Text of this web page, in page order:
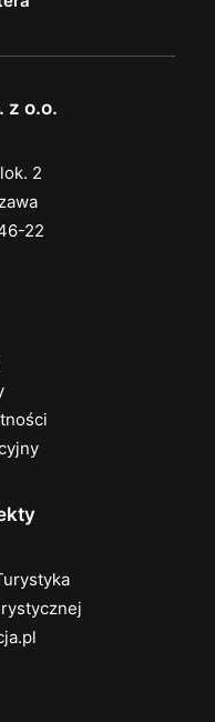
z o.o.
2
22